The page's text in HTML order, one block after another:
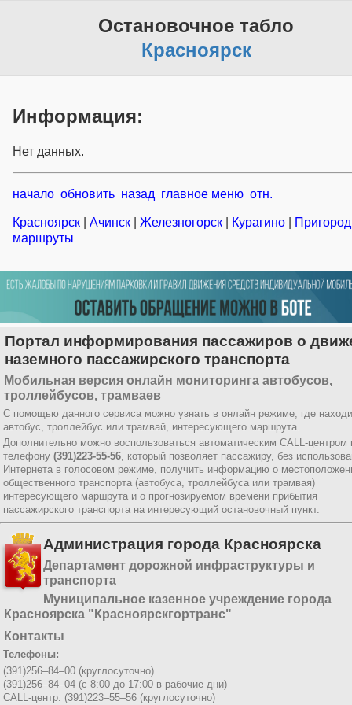
Остановочное табло
Красноярск
Информация:
Нет данных.
начало обновить назад главное меню отн.
Красноярск Ачинск Железногорск Курагино
маршруты
Портал информирования пассажиров о
наземного пассажирского транспорта
Мобильная версия онлайн мониторинга автобусов,
троллейбусов, трамваев
С помощью данного сервиса можно узнать в онлайн режиме, где
автобус, троллейбус или трамвай, интересующего маршрута.
Дополнительно можно воспользоваться автоматическим CALL-центром
телефону (391)223-55-56, который позволяет пассажиру, без
Интернета в голосовом режиме, получить информацию о
общественного транспорта (автобуса, троллейбуса или трамвая)
интересующего маршрута и о прогнозируемом времени прибытия
пассажирского транспорта на интересующий остановочный пункт.
Администрация города Красноярска
Департамент дорожной инфраструктуры и
транспорта
Муниципальное казенное учреждение города
Красноярска "Красноярскгортранс"
Контакты
Телефоны:
(391)256–84–00 (круглосуточно)
(391)256–84–04 (с 8:00 до 17:00 в рабочие дни)
CALL-центр: (391)223–55–56 (круглосуточно)